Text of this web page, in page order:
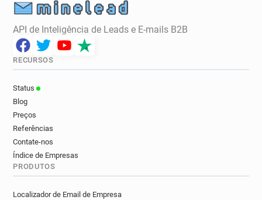
API de Inteligência de Leads e E-mails B2B
RECURSOS
Status
Blog
Preços
Referências
Contate-nos
Índice de Empresas
PRODUTOS
Localizador de Email de Empresa